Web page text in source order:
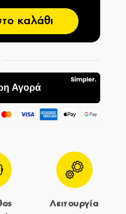
καλάθι
Λειτουργία